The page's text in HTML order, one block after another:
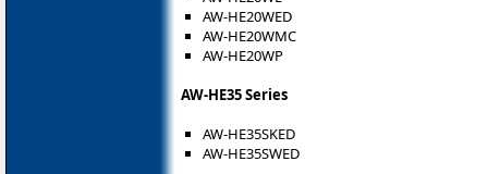
AW-HE20WED
AW-HE20WMC
AW-HE20WP
AW-HE35 Series
AW-HE35SKED
AW-HE35SWED